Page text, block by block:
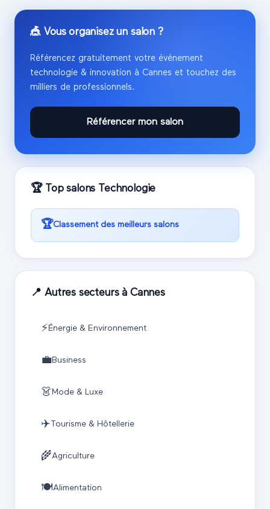
🎪 Vous organisez un salon ?
Référencez gratuitement votre événement
technologie & innovation àCannes et touchez des
milliers de professionnels.
Référencer mon salon
🏆 Top salons Technologie
🏆Classement des meilleurs salons
📍 Autres secteurs à Cannes
⚡ Énergie & Environnement
💼Business
👗 Mode & Luxe
✈️ Tourisme & Hôtellerie
🌾Agriculture
🍽️Alimentation